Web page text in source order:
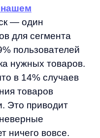
вовсе.
— это
и очень
Вот как